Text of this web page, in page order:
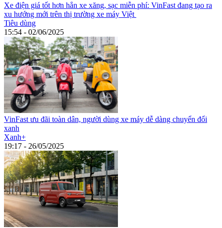
Xe điện giá tốt hơn hẳn xe xăng, sạc miễn phí: VinFast đang tạo ra
xu hướng mới trên thị trường xe máy Việt
Tiêu dùng
15:54 - 02/06/2025
VinFast ưu đãi toàn dân, người dùng xe máy dễ dàng chuyển đổi
xanh
Xanh+
19:17 - 26/05/2025